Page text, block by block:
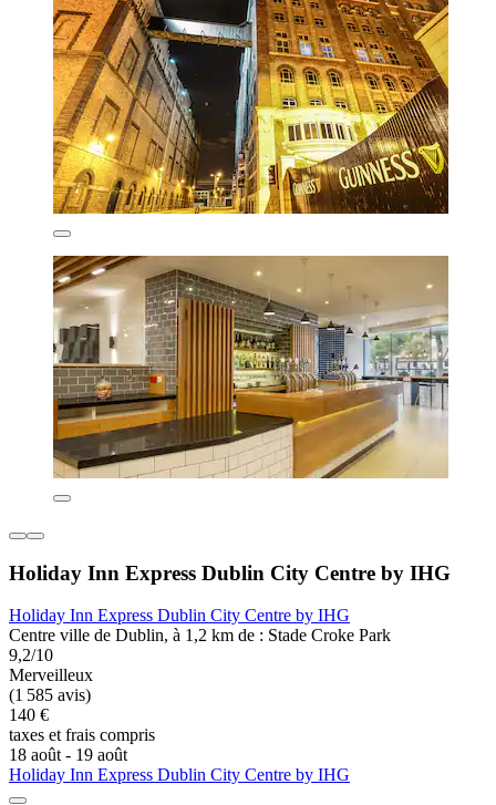
Holiday Inn Express Dublin City Centre by IHG
Holiday Inn Express Dublin City Centre by IHG
Centre ville de Dublin, à 1,2 km de : Stade Croke Park
9,2/10
Merveilleux
(1 585 avis)
140 €
taxes et frais compris
18 août - 19 août
Holiday Inn Express Dublin City Centre by IHG